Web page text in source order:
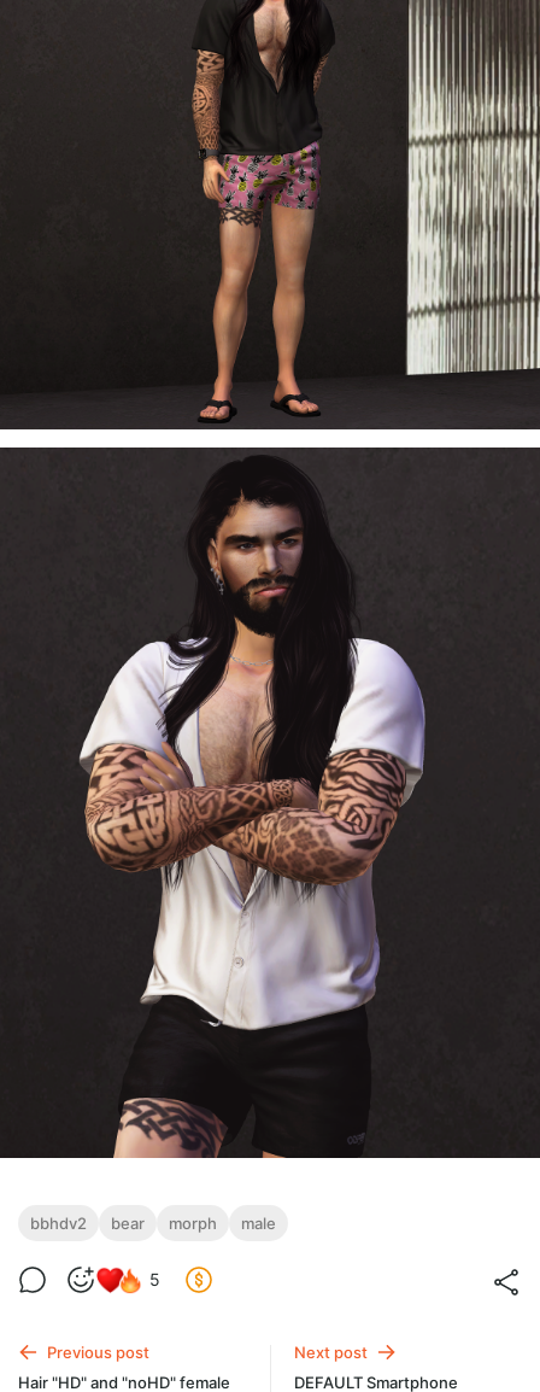
bbhdv2 bear morph male
5
Previous post
Hair "HD" and "noHD" female
Next post
DEFAULT Smartphone